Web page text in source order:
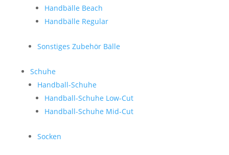
Handbälle Beach
Handbälle Regular
Sonstiges Zubehör Bälle
Schuhe
Handball-Schuhe
Handball-Schuhe Low-Cut
Handball-Schuhe Mid-Cut
Socken